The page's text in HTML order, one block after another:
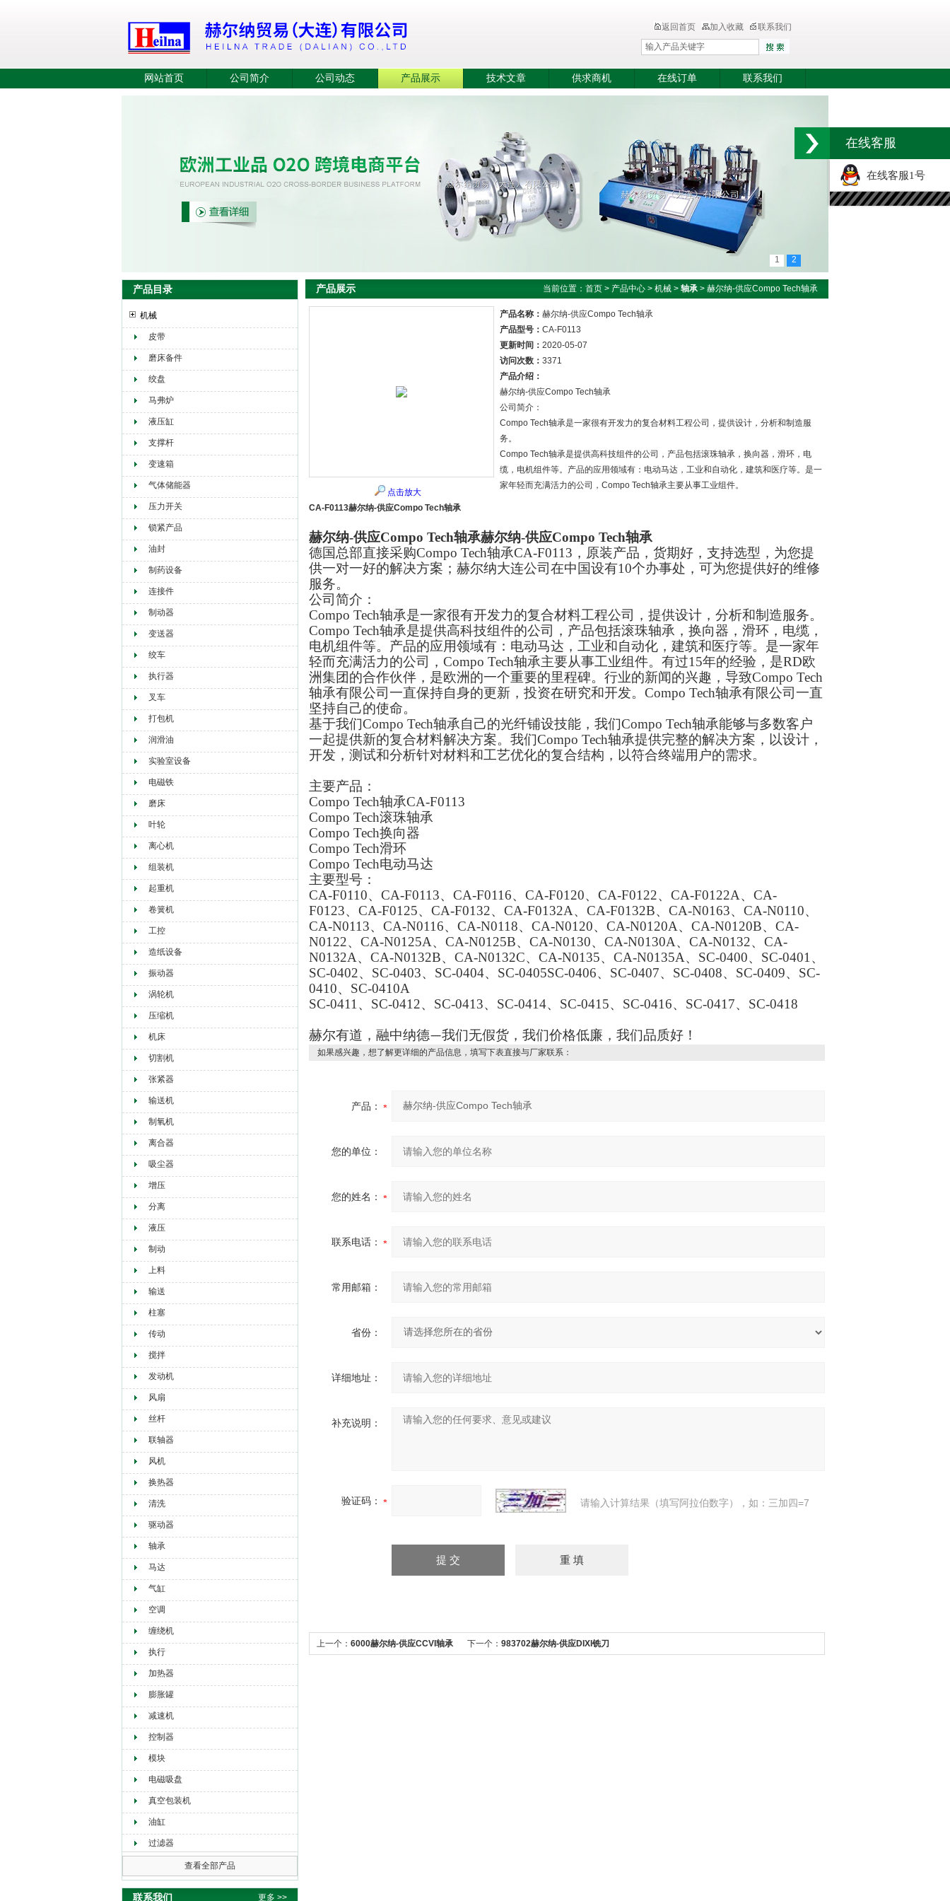
赫尔纳贸易（大连）有限公司
返回首页 加入收藏 联系我们
网站首页 公司简介 公司动态 产品展示 技术文章 供求商机 在线订单 联系我们
1 2
产品目录
机械
皮带
磨床备件
绞盘
马弗炉
液压缸
支撑杆
变速箱
气体储能器
压力开关
锁紧产品
油封
制药设备
连接件
制动器
变送器
绞车
执行器
叉车
打包机
润滑油
实验室设备
电磁铁
磨床
叶轮
离心机
组装机
起重机
卷簧机
工控
造纸设备
振动器
涡轮机
压缩机
机床
切割机
张紧器
输送机
制氧机
离合器
吸尘器
增压
分离
液压
制动
上料
输送
柱塞
传动
搅拌
发动机
风扇
丝杆
联轴器
风机
换热器
清洗
驱动器
轴承
马达
气缸
空调
缠绕机
执行
加热器
膨胀罐
减速机
控制器
模块
电磁吸盘
真空包装机
油缸
过滤器
查看全部产品
联系我们 更多 >>
产品展示 当前位置： 首页 > 产品中心 > 机械 > 轴承 > 赫尔纳-供应Compo Tech轴承
点击放大
产品名称： 赫尔纳-供应Compo Tech轴承
产品型号： CA-F0113
更新时间： 2020-05-07
访问次数： 3371
产品介绍：
赫尔纳-供应Compo Tech轴承
公司简介：
Compo Tech轴承是一家很有开发力的复合材料工程公司，提供设计，分析和制造服
务。
Compo Tech轴承是提供高科技组件的公司，产品包括滚珠轴承，换向器，滑环，电
缆，电机组件等。产品的应用领域有：电动马达，工业和自动化，建筑和医疗等。是一
家年轻而充满活力的公司，Compo Tech轴承主要从事工业组件。
CA-F0113赫尔纳-供应Compo Tech轴承
赫尔纳-供应Compo Tech轴承赫尔纳-供应Compo Tech轴承
德国总部直接采购Compo Tech轴承CA-F0113，原装产品，货期好，支持选型，为您提
供一对一好的解决方案；赫尔纳大连公司在中国设有10个办事处，可为您提供好的维修
服务。
公司简介：
Compo Tech轴承是一家很有开发力的复合材料工程公司，提供设计，分析和制造服务。
Compo Tech轴承是提供高科技组件的公司，产品包括滚珠轴承，换向器，滑环，电缆，
电机组件等。产品的应用领域有：电动马达，工业和自动化，建筑和医疗等。是一家年
轻而充满活力的公司，Compo Tech轴承主要从事工业组件。有过15年的经验，是RD欧
洲集团的合作伙伴，是欧洲的一个重要的里程碑。行业的新闻的兴趣，导致Compo Tech
轴承有限公司一直保持自身的更新，投资在研究和开发。Compo Tech轴承有限公司一直
坚持自己的使命。
基于我们Compo Tech轴承自己的光纤铺设技能，我们Compo Tech轴承能够与多数客户
一起提供新的复合材料解决方案。我们Compo Tech轴承提供完整的解决方案，以设计，
开发，测试和分析针对材料和工艺优化的复合结构，以符合终端用户的需求。
主要产品：
Compo Tech轴承CA-F0113
Compo Tech滚珠轴承
Compo Tech换向器
Compo Tech滑环
Compo Tech电动马达
主要型号：
CA-F0110、CA-F0113、CA-F0116、CA-F0120、CA-F0122、CA-F0122A、CA-
F0123、CA-F0125、CA-F0132、CA-F0132A、CA-F0132B、CA-N0163、CA-N0110、
CA-N0113、CA-N0116、CA-N0118、CA-N0120、CA-N0120A、CA-N0120B、CA-
N0122、CA-N0125A、CA-N0125B、CA-N0130、CA-N0130A、CA-N0132、CA-
N0132A、CA-N0132B、CA-N0132C、CA-N0135、CA-N0135A、SC-0400、SC-0401、
SC-0402、SC-0403、SC-0404、SC-0405SC-0406、SC-0407、SC-0408、SC-0409、SC-
0410、SC-0410A
SC-0411、SC-0412、SC-0413、SC-0414、SC-0415、SC-0416、SC-0417、SC-0418
赫尔有道，融中纳德—我们无假货，我们价格低廉，我们品质好！
如果感兴趣，想了解更详细的产品信息，填写下表直接与厂家联系：
产品：
您的单位：
您的姓名：
联系电话：
常用邮箱：
省份：
详细地址：
补充说明：
验证码： 请输入计算结果（填写阿拉伯数字），如：三加四=7
上一个： 6000赫尔纳-供应CCVI轴承 下一个： 983702赫尔纳-供应DIXI铣刀
在线客服
在线客服1号